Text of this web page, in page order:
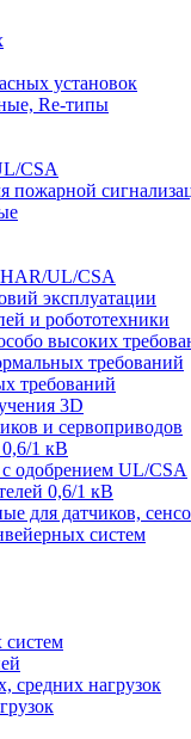
установок
Re-типы
CSA
пожарной
UL/CSA
эксплуатации
и робототехники
высоких
требований
требований
3D
и сервоприводов
0,6/1 кВ
одобрением UL/CSA
0,6/1 кВ
для датчиков,
систем
средних нагрузок